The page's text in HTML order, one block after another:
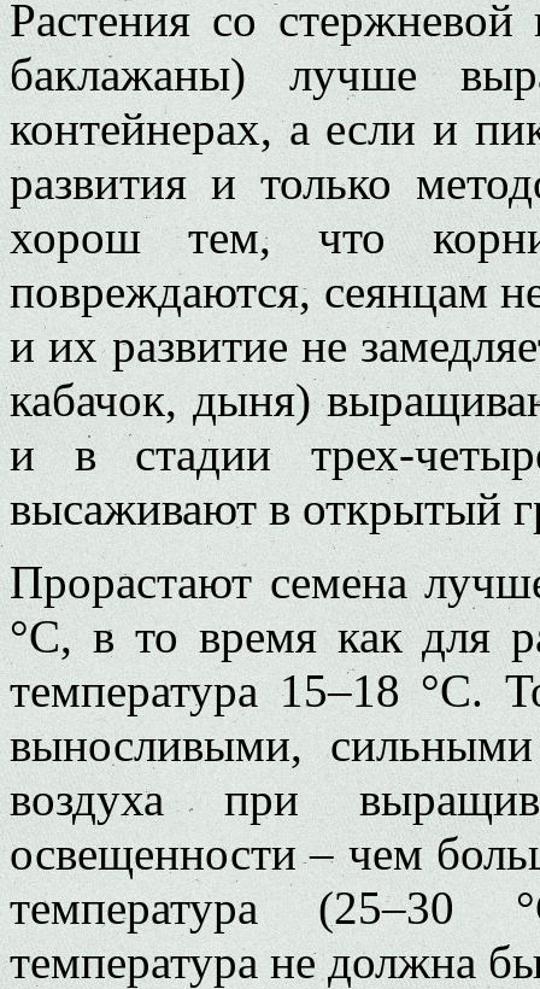
Растения со
баклажаны) лучше
контейнерах, а если и
развития и только
хорош тем, что
повреждаются, сеянцам
и их развитие не
кабачок, дыня)
и в стадии трех-
высаживают в открытый
Прорастают семена
°C, в то время как для
температура 15–18 °C.
выносливыми,
воздуха при
освещенности – чем
температура (25–30
температура не должна